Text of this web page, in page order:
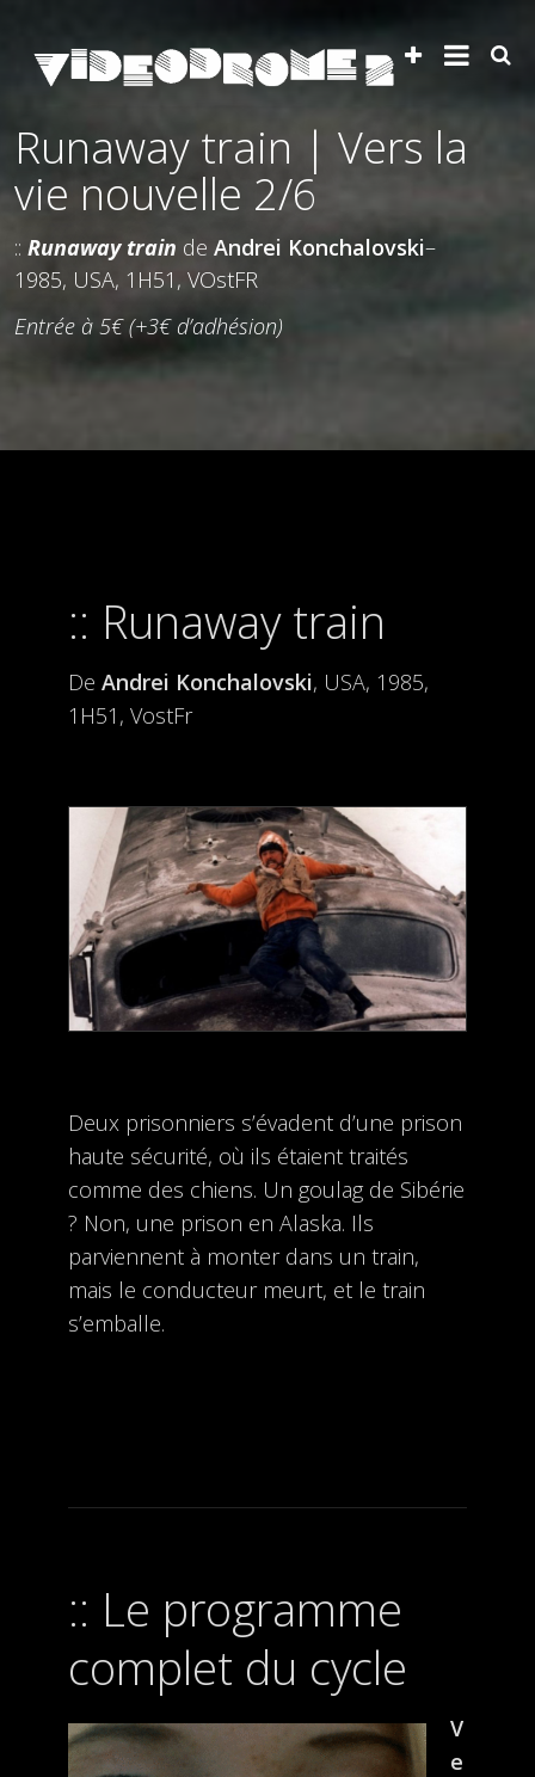
Runaway train | Vers la
vie nouvelle 2/6
:: Runaway train de Andrei Konchalovski–
1985, USA, 1H51, VOstFR
Entrée à 5€ (+3€ d’adhésion)
Runaway train
De Andrei Konchalovski, USA, 1985,
1H51, VostFr
Deux prisonniers s’évadent d’une prison
haute sécurité, où ils étaient traités
comme des chiens. Un goulag de Sibérie
? Non, une prison en Alaska. Ils
parviennent à monter dans un train,
mais le conducteur meurt, et le train
s’emballe.
Le programme
complet du cycle
V
e